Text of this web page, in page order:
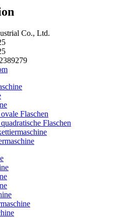
Co., Ltd.
Flaschen
Flaschen